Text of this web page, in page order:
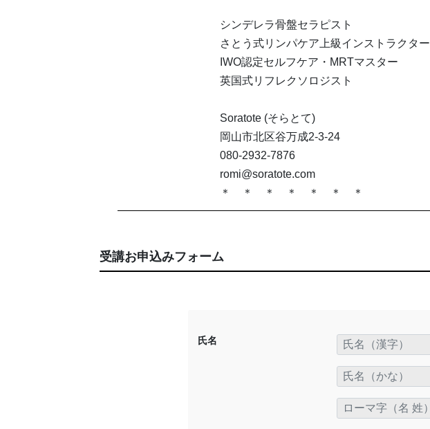
シンデレラ骨盤セラピスト
さとう式リンパケア上級インストラクター
IWO認定セルフケア・MRTマスター
英国式リフレクソロジスト
Soratote (そらとて)
岡山市北区谷万成2-3-24
080-2932-7876
romi@soratote.com
＊ ＊ ＊ ＊ ＊ ＊ ＊
受講お申込みフォーム
氏名